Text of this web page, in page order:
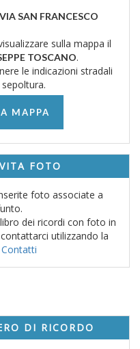
SAN FRANCESCO
sulla mappa il
TOSCANO.
le indicazioni stradali
MAPPA
FOTO
foto associate a
dei ricordi con foto in
utilizzando la
DI RICORDO